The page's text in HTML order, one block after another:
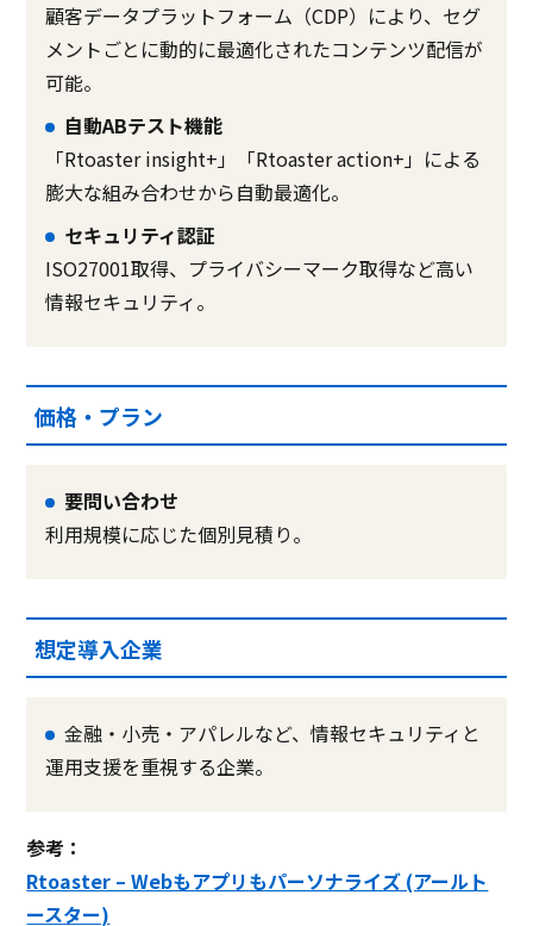
顧客データプラットフォーム（CDP）により、セグ
メントごとに動的に最適化されたコンテンツ配信が
可能。
自動ABテスト機能
「Rtoaster insight+」「Rtoaster action+」による
膨大な組み合わせから自動最適化。
セキュリティ認証
ISO27001取得、プライバシーマーク取得など高い
情報セキュリティ。
価格・プラン
要問い合わせ
利用規模に応じた個別見積り。
想定導入企業
金融・小売・アパレルなど、情報セキュリティと
運用支援を重視する企業。
参考：
Rtoaster – Webもアプリもパーソナライズ (アールト
ースター)